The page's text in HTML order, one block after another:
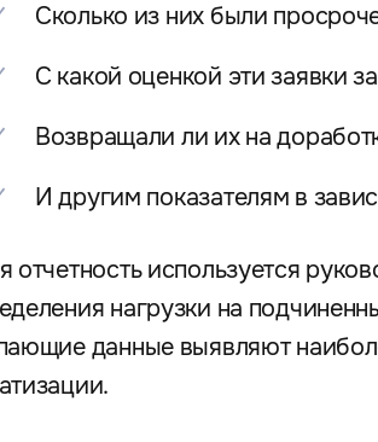
Сколько из них были
С какой оценкой эти заявки
Возвращали ли их на
И другим показателям в
отчетность используется
нагрузки на
данные выявляют